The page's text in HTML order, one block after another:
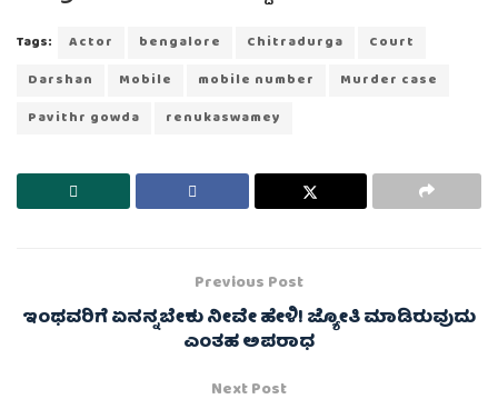
Tags: Actor bengalore Chitradurga
Court
Darshan
Mobile mobile number
Murder case
Pavithr gowda
renukaswamey
Previous Post
ಇಂಥವರಿಗೆ ಏನನ್ನಬೇಕು ನೀವೇ ಹೇಳಿ! ಜ್ಯೋತಿ ಮಾಡಿರುವುದು
ಎಂತಹ ಅಪರಾಧ
Next Post